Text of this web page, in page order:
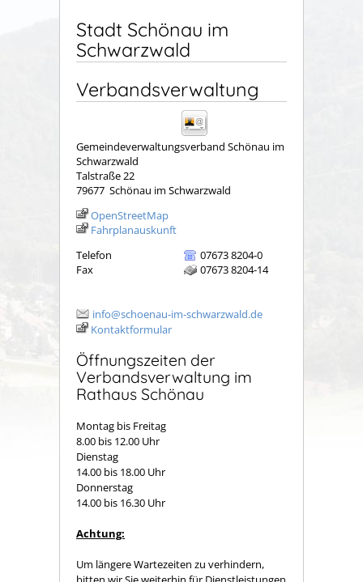
Stadt Schönau im
Schwarzwald
Verbandsverwaltung
Gemeindeverwaltungsverband Schönau im
Schwarzwald
Talstraße 22
79677 Schönau im Schwarzwald
OpenStreetMap
Fahrplanauskunft
Telefon
07673 8204-0
Fax
07673 8204-14
info@schoenau-im-schwarzwald.de
Kontaktformular
Öffnungszeiten der
Verbandsverwaltung im
Rathaus Schönau
Montag bis Freitag
8.00 bis 12.00 Uhr
Dienstag
14.00 bis 18.00 Uhr
Donnerstag
14.00 bis 16.30 Uhr
Achtung:
Um längere Wartezeiten zu verhindern,